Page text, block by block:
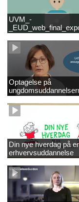
UVM_-
Optagelse på
Din nye hverdag på
erhvervsuddannelse